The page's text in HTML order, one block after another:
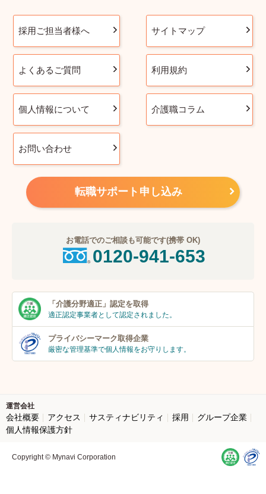
採用ご担当者様へ サイトマップ
よくあるご質問 利用規約
個人情報について 介護職コラム
お問い合わせ
転職サポート申し込み
お電話でのご相談も可能です(携帯 OK)
0120-941-653
「介護分野適正」 認定を取得
適正認定事業者として認定されました。
プライバシーマーク取得企業
厳密な管理基準で個人情報をお守りします。
運営会社
会社概要 アクセス サスティナビリティ 採用
グループ企業
個人情報保護方針
Copyright © Mynavi Corporation